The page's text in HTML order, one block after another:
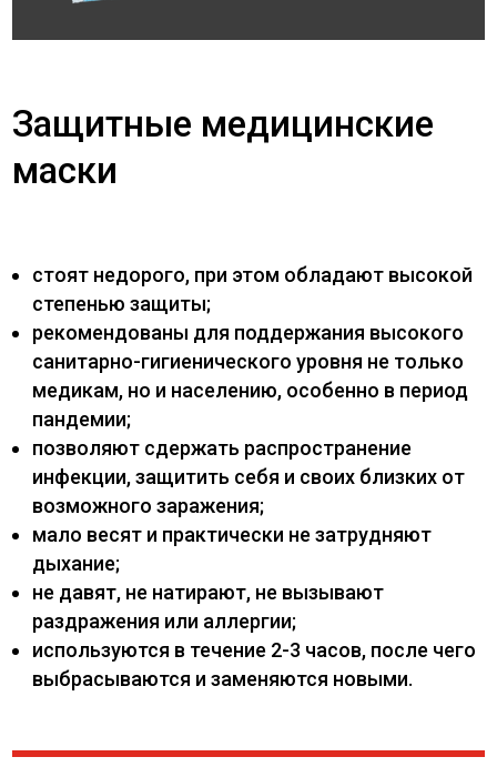
Защитные медицинские
маски
стоят недорого, при этом обладают высокой
степенью защиты;
рекомендованы для поддержания высокого
санитарно-гигиенического уровня не только
медикам, но и населению, особенно в период
пандемии;
позволяют сдержать распространение
инфекции, защитить себя и своих близких от
возможного заражения;
мало весят и практически не затрудняют
дыхание;
не давят, не натирают, не вызывают
раздражения или аллергии;
используются в течение 2-3 часов, после чего
выбрасываются и заменяются новыми.